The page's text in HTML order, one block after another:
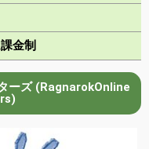
金制
ーズ (RagnarokOnline